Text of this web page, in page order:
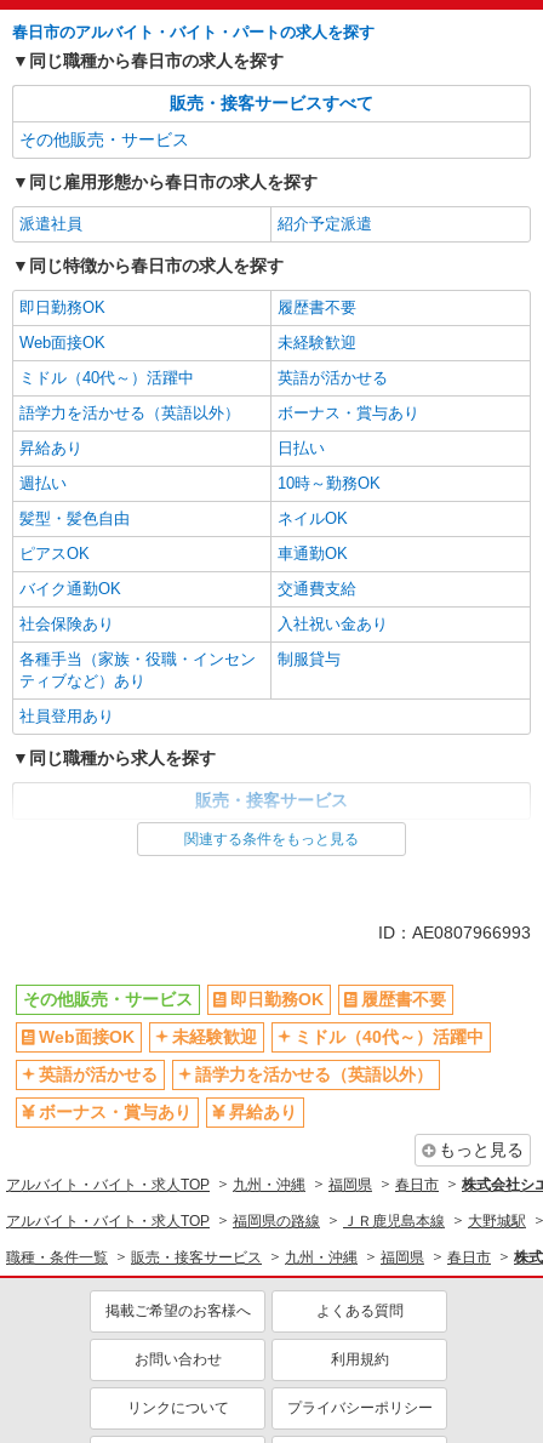
春日市のアルバイト・バイト・パートの求人を探す
同じ職種から春日市の求人を探す
販売・接客サービスすべて
その他販売・サービス
同じ雇用形態から春日市の求人を探す
派遣社員 紹介予定派遣
同じ特徴から春日市の求人を探す
即日勤務OK
履歴書不要
Web面接OK
未経験歓迎
ミドル（40代～）活躍中
英語が活かせる
語学力を活かせる（英語以外）
ボーナス・賞与あり
昇給あり
日払い
週払い
10時～勤務OK
髪型・髪色自由
ネイルOK
ピアスOK
車通勤OK
バイク通勤OK
交通費支給
社会保険あり
入社祝い金あり
各種手当（家族・役職・インセン
ティブなど）あり
制服貸与
社員登用あり
同じ職種から求人を探す
販売・接客サービス
同じ特徴から求人を探す
交通費支給
社会保険あり
社員登用あり
関連する条件をもっと見る
ID：AE0807966993
その他販売・サービス 即日勤務OK
履歴書不要
Web面接OK
未経験歓迎
ミドル（40代～）活躍中
英語が活かせる
語学力を活かせる（英語以外）
ボーナス・賞与あり
昇給あり
もっと見る
アルバイト・バイト・求人TOP 九州・沖縄 福岡県 春日市 株式会社シ
アルバイト・バイト・求人TOP 福岡県の路線 ＪＲ鹿児島本線 大野城駅
職種・条件一覧 販売・接客サービス 九州・沖縄 福岡県 春日市 株
掲載ご希望のお客様へ よくある質問
お問い合わせ 利用規約
リンクについて プライバシーポリシー